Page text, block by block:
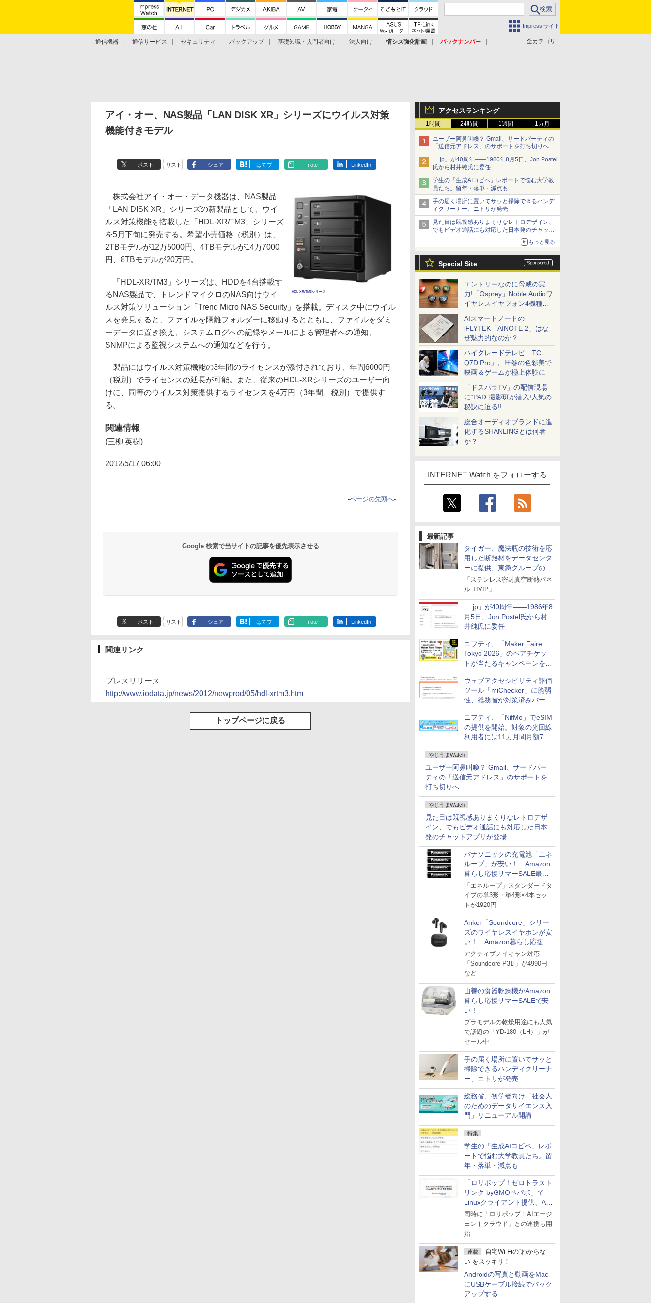
Impress サイト
全カテゴリ
通信機器 通信サービス セキュリティ バックアップ 基礎知識・入門者向け 法人向け 情シス強化計画
バックナンバー
アクセスランキング
1時間 24時間 1週間 1カ月
ユーザー阿鼻叫喚？ Gmail、サードパーティの
「送信元アドレス」のサポートを打ち切りへ
【やじうまWatch】
「.jp」が40周年――1986年8月5日、Jon Postel
氏から村井純氏に委任
学生の「生成AIコピペ」レポートで悩む大学教
員たち。留年・落単・減点も
手の届く場所に置いてサッと掃除できるハンデ
ィクリーナー、ニトリが発売
見た目は既視感ありまくりなレトロデザイン、
でもビデオ通話にも対応した日本発のチャット
もっと見る
Special Site
エントリーなのに脅威の実
力!「Osprey」Noble Audioワ
イヤレスイヤフォン4機種を
一気に聴く
AIスマートノートの
iFLYTEK「AINOTE 2」はな
ぜ魅力的なのか？
ハイグレードテレビ「TCL
Q7D Pro」。圧巻の色彩美で
映画＆ゲームが極上体験に
「ドスパラTV」の配信現場
に“PAD”撮影班が潜入!人気の
秘訣に迫る!!
総合オーディオブランドに進
化するSHANLINGとは何者
か？
INTERNET Watch をフォローする
最新記事
タイガー、魔法瓶の技術を応
用した断熱材をデータセンタ
ーに提供、東急グループの実
証実験で
「ステンレス密封真空断熱パネ
ル TIVIP」
「.jp」が40周年――1986年8
月5日、Jon Postel氏から村
井純氏に委任
ニフティ、「Maker Faire
Tokyo 2026」のペアチケッ
トが当たるキャンペーンをX
で実施。8月16日まで
ウェブアクセシビリティ評価
ツール「miChecker」に脆弱
性、総務省が対策済みバージ
ョンへの更新を呼び掛け
ニフティ、「NifMo」でeSIM
の提供を開始。対象の光回線
利用者には11カ月間月額770
円割引のキャンペーン
やじうまWatch
ユーザー阿鼻叫喚？ Gmail、サードパー
ティの「送信元アドレス」のサポートを
打ち切りへ
やじうまWatch
見た目は既視感ありまくりなレトロデザ
イン、でもビデオ通話にも対応した日本
発のチャットアプリが登場
パナソニックの充電池「エネ
ループ」が安い！ Amazon
暮らし応援サマーSALE最終
日
「エネループ」スタンダードタ
イプの単3形・単4形×4本セッ
トが1920円
Anker「Soundcore」シリー
ズのワイヤレスイヤホンが安
い！ Amazon暮らし応援サ
マーSALE
アクティブノイキャン対応
「Soundcore P31i」が4990円
など
山善の食器乾燥機がAmazon
暮らし応援サマーSALEで安
い！
プラモデルの乾燥用途にも人気
で話題の「YD-180（LH）」が
セール中
手の届く場所に置いてサッと
掃除できるハンディクリーナ
ー、ニトリが発売
総務省、初学者向け「社会人
のためのデータサイエンス入
門」リニューアル開講
特集
学生の「生成AIコピペ」レポ
ートで悩む大学教員たち。留
年・落単・減点も
「ロリポップ！ゼロトラスト
リンク byGMOペパボ」で
Linuxクライアント提供、AI
エージェントの接続が容易に
同時に「ロリポップ！AIエージ
ェントクラウド」との連携も開
始
連載
自宅Wi-Fiの“わからな
い”をスッキリ！
Androidの写真と動画をMac
にUSBケーブル接続でバック
アップする
アイ・オー、NAS製品「LAN DISK XR」シリーズにウイルス対策
機能付きモデル
ポスト リスト シェア はてブ note LinkedIn
HDL-XR/TM3シリーズ
株式会社アイ・オー・データ機器は、NAS製品
「LAN DISK XR」シリーズの新製品として、ウイ
ルス対策機能を搭載した「HDL-XR/TM3」シリーズ
を5月下旬に発売する。希望小売価格（税別）は、
2TBモデルが12万5000円、4TBモデルが14万7000
円、8TBモデルが20万円。
「HDL-XR/TM3」シリーズは、HDDを4台搭載す
るNAS製品で、トレンドマイクロのNAS向けウイ
ルス対策ソリューション「Trend Micro NAS Security」を搭載。ディスク中にウイル
スを発見すると、ファイルを隔離フォルダーに移動するとともに、ファイルをダミ
ーデータに置き換え、システムログへの記録やメールによる管理者への通知、
SNMPによる監視システムへの通知などを行う。
製品にはウイルス対策機能の3年間のライセンスが添付されており、年間6000円
（税別）でライセンスの延長が可能。また、従来のHDL-XRシリーズのユーザー向
けに、同等のウイルス対策提供するライセンスを4万円（3年間、税別）で提供す
る。
関連情報
(三柳 英樹)
2012/5/17 06:00
-ページの先頭へ-
Google 検索で当サイトの記事を優先表示させる
ポスト リスト シェア はてブ note LinkedIn
関連リンク
プレスリリース
http://www.iodata.jp/news/2012/newprod/05/hdl-xrtm3.htm
トップページに戻る